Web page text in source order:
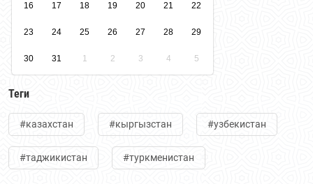
16 17 18 19 20 21 22
23 24 25 26 27 28 29
30 31 1 2 3 4 5
Теги
#казахстан #кыргызстан #узбекистан
#таджикистан #туркменистан